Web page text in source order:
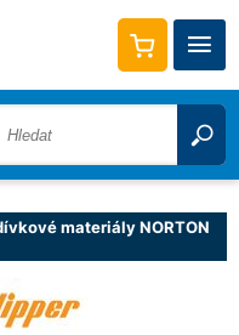
materiály NORTON